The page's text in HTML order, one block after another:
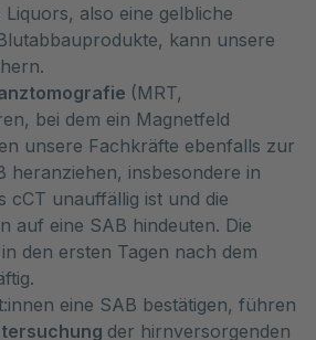
also eine gelbliche
kann unsere
(MRT,
bei dem ein Magnetfeld
unsere Fachkräfte ebenfalls zur
heranziehen, insbesondere in
cCT unauffällig ist und die
auf eine SAB hindeuten. Die
den ersten Tagen nach dem
eine SAB bestätigen, führen
der hirnversorgenden